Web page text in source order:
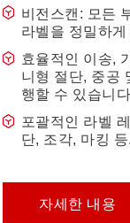
특히 소형 포맷
다.
윤곽 인식 및 절
스템.
듀얼 헤드 비동
다.
미드솔, TPU/
자세한 내용
비전스캔: 모든
라벨을 정밀하
효율적인 이송,
니형 절단, 중공
행할 수 있습니
포괄적인 라벨
단, 조각, 마킹 등.
자세한 내용